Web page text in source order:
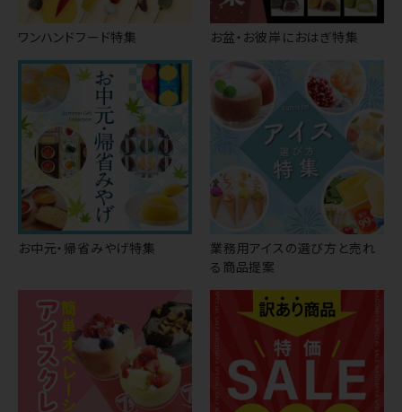
ワンハンドフード特集 お盆・お彼岸におはぎ特集
お中元・帰省みやげ特集
業務用アイスの選び方と売れ
る商品提案